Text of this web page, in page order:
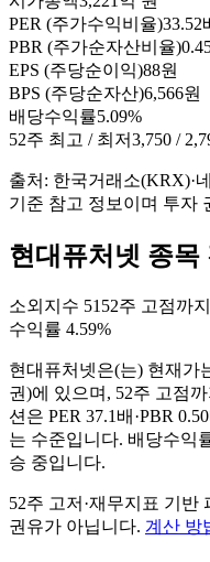
PER (주가수익비율)33.52
PBR (주가순자산비율)
EPS (주당순이익)88원
BPS (주당순자산)6,566원
배당수익률5.09%
52주 최고 / 최저3,750 /
출처: 한국거래소(KRX)·
기준 참고 정보이며 투자
현대퓨처넷 종목
소외지수 51 52주 고점까지
수익률 4.59%
현대퓨처넷은(는) 현재가
권)에 있으며, 52주 고점
션은 PER 37.1배·PBR
는 수준입니다. 배당수익
승 중입니다.
52주 고저·재무지표 기
권유가 아닙니다. 계산 방